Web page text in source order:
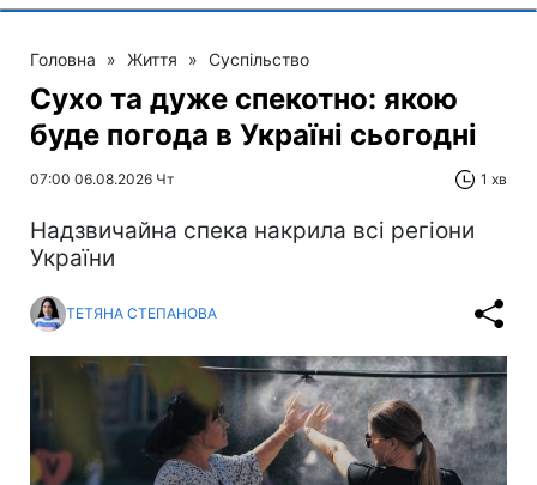
Головна » Життя » Суспільство
Сухо та дуже спекотно: якою
буде погода в Україні сьогодні
07:00 06.08.2026 Чт 1 хв
Надзвичайна спека накрила всі регіони
України
ТЕТЯНА СТЕПАНОВА